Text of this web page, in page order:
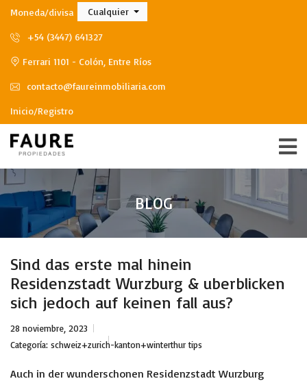
Moneda/divisa Cualquier
+54 (3447) 641327
Ferrari 1101 - Colón, Entre Ríos
contacto@faureinmobiliaria.com
Inicio/Registro
BLOG
Sind das erste mal hinein
Residenzstadt Wurzburg & uberblicken
sich jedoch auf keinen fall aus?
28 noviembre, 2023
Categoría: schweiz+zurich-kanton+winterthur tips
Auch in der wunderschonen Residenzstadt Wurzburg